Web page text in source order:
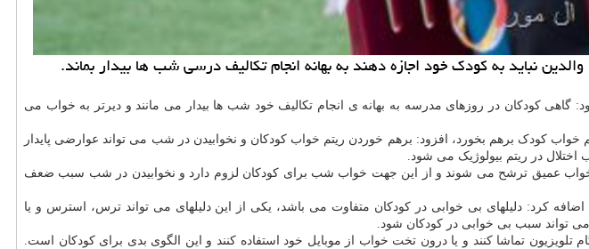
نباید به كودك خود اجازه دهند به بهانه انجام تكالیف درسی شب ها بیدار بماند.
گاهی کودکان در روزهای مدرسه به بهانه ی انجام تکالیف خود شب ها بیدار می مانند و دیرتر به خواب می
خواب کودک برهم بخورد، افزود: برهم خوردن ریتم خواب کودکان و نخوابیدن در شب می تواند عوارضی پایدار
در ریتم بیولوژیک می شود.
عمیق ترشح می شوند و از این جهت خواب شب برای کودکان لزوم دارد و نخوابیدن در شب سبب ضعف
کودکان سنین مدرسه به هشت الی ۹ ساعت خواب احتیاج دارند، اضافه کرد: دلیلهای بی خوابی در کودکان متفاوت می باشد، یکی از این دلیلهای می تواند ترس، استرس و یا
تواند سبب بی خوابی در کودکان شود.
تلویزیون تماشا کنند و یا درون تخت خواب از موبایل خود استفاده کنند و این الگوی بدی برای کودکان است.